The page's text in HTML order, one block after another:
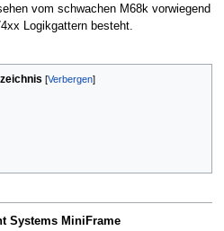
vom schwachen M68k vorwiegend
Logikgattern besteht.
Systems MiniFrame